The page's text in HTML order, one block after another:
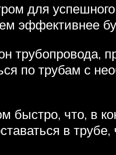
для
эффективнее
трубопровода,
по трубам с
быстро, что, в
в трубе,